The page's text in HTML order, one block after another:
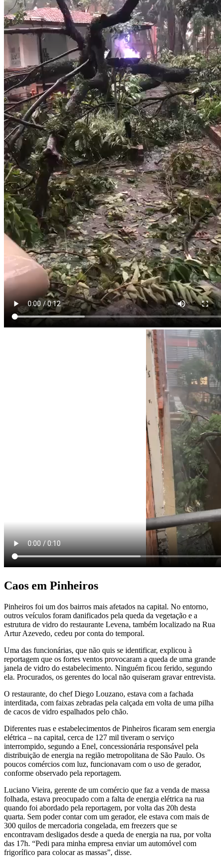
Caos em Pinheiros
Pinheiros foi um dos bairros mais afetados na capital. No entorno,
outros veículos foram danificados pela queda da vegetação e a
estrutura de vidro do restaurante Levena, também localizado na Rua
Artur Azevedo, cedeu por conta do temporal.
Uma das funcionárias, que não quis se identificar, explicou à
reportagem que os fortes ventos provocaram a queda de uma grande
janela de vidro do estabelecimento. Ninguém ficou ferido, segundo
ela. Procurados, os gerentes do local não quiseram gravar entrevista.
O restaurante, do chef Diego Louzano, estava com a fachada
interditada, com faixas zebradas pela calçada em volta de uma pilha
de cacos de vidro espalhados pelo chão.
Diferentes ruas e estabelecimentos de Pinheiros ficaram sem energia
elétrica – na capital, cerca de 127 mil tiveram o serviço
interrompido, segundo a Enel, concessionária responsável pela
distribuição de energia na região metropolitana de São Paulo. Os
poucos comércios com luz, funcionavam com o uso de gerador,
conforme observado pela reportagem.
Luciano Vieira, gerente de um comércio que faz a venda de massa
folhada, estava preocupado com a falta de energia elétrica na rua
quando foi abordado pela reportagem, por volta das 20h desta
quarta. Sem poder contar com um gerador, ele estava com mais de
300 quilos de mercadoria congelada, em freezers que se
encontravam desligados desde a queda de energia na rua, por volta
das 17h. “Pedi para minha empresa enviar um automóvel com
frigorífico para colocar as massas”, disse.